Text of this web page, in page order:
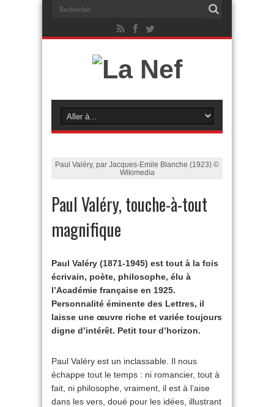
Paul Valéry, par Jacques-Emile Blanche (1923) ©
Wikimedia
Paul Valéry, touche-à-tout
magnifique
Paul Valéry (1871-1945) est tout à la fois
écrivain, poète, philosophe, élu à
l’Académie française en 1925.
Personnalité éminente des Lettres, il
laisse une œuvre riche et variée toujours
digne d’intérêt. Petit tour d’horizon.
Paul Valéry est un inclassable. Il nous
échappe tout le temps : ni romancier, tout à
fait, ni philosophe, vraiment, il est à l’aise
dans les vers, doué pour les idées, illustrant